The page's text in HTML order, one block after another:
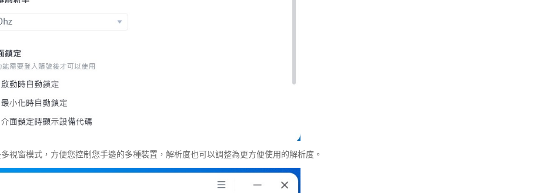
視窗模式，方便您控制您手邊的多種裝置，解析度也可以調整為更方便使用的解析度。